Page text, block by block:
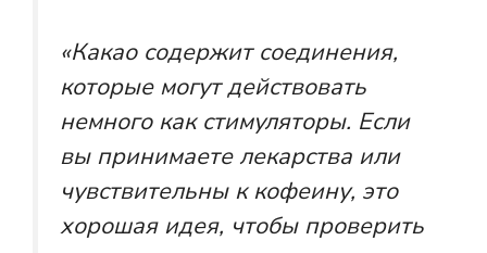
«Какао содержит соединения,
которые могут действовать
немного как стимуляторы. Если
вы принимаете лекарства или
чувствительны к кофеину, это
хорошая идея, чтобы проверить